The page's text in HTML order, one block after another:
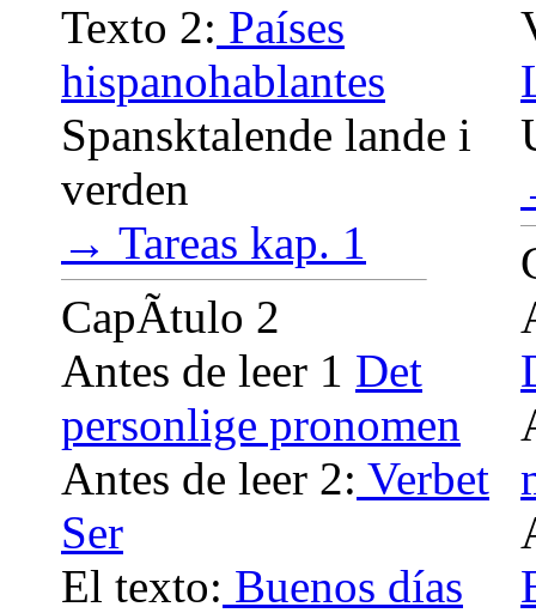
Texto 2: Países
hispanohablantes
Spansktalende lande i
verden
→ Tareas kap. 1
CapÃ­tulo 2
Antes de leer 1 Det
personlige pronomen
Antes de leer 2: Verbet
Ser
El texto: Buenos días